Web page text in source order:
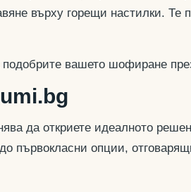
върху горещи настилки. Те
вашето шофиране
да откриете идеалното
първокласни опции,